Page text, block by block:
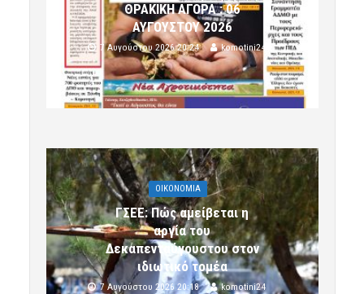
ΘΡΑΚΙΚΗ ΑΓΟΡΑ : 06
ΑΥΓΟΥΣΤΟΥ 2026
7 Αυγούστου 2026 20:24 komotini24
OIKONOMIA
ΓΣΕΕ: Πώς αμείβεται η
αργία του
Δεκαπενταύγουστου στον
ιδιωτικό τομέα
7 Αυγούστου 2026 20:18 komotini24